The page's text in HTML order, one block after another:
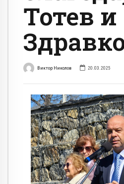
Тотев и
Виктор Николов 20.03.2025